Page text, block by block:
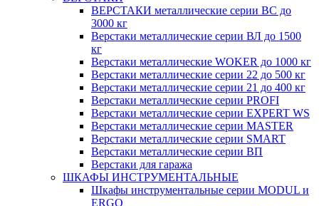
ВЕРСТАКИ металлические серии ВС до
3000 кг
Верстаки металлические серии ВЛ до 1500
кг
Верстаки металлические WOKER до 1000 кг
Верстаки металлические серии 22 до 500 кг
Верстаки металлические серии 21 до 400 кг
Верстаки металлические серии PROFI
Верстаки металлические серии EXPERT WS
Верстаки металлические серии MASTER
Верстаки металлические серии SMART
Верстаки металлические серии ВП
Верстаки для гаража
ШКАФЫ ИНСТРУМЕНТАЛЬНЫЕ
Шкафы инструментальные серии MODUL и
ERGO